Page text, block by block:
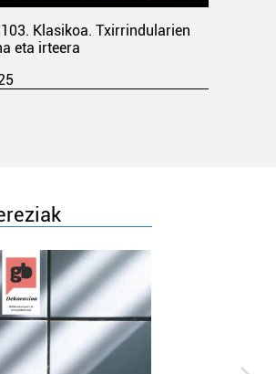
Klasikoa. Txirrindularien
eta irteera